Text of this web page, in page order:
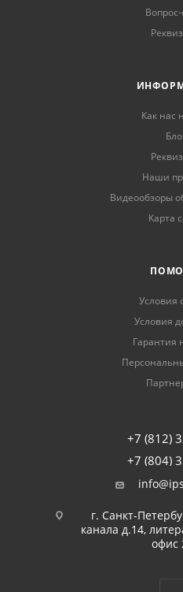
Как нас
Наши
Видеообзоры
Карта
Условия
Условия
Гарантия
+7 (812)
+7 (804)
г. Санкт-
канала д.14,
офис